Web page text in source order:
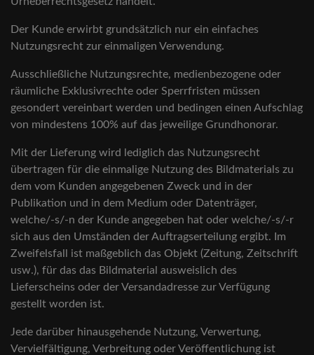
Der Kunde erwirbt grundsätzlich nur ein einfaches
Nutzungsrecht zur einmaligen Verwendung.
Ausschließliche Nutzungsrechte, medienbezogene oder
räumliche Exklusivrechte oder Sperrfristen müssen
gesondert vereinbart werden und bedingen einen Aufschlag
von mindestens 100% auf das jeweilige Grundhonorar.
Mit der Lieferung wird lediglich das Nutzungsrecht
übertragen für die einmalige Nutzung des Bildmaterials zu
dem vom Kunden angegebenen Zweck und in der
Publikation und in dem Medium oder Datenträger,
welche/-s/-n der Kunde angegeben hat oder welche/-s/-r
sich aus den Umständen der Auftragserteilung ergibt. Im
Zweifelsfall ist maßgeblich das Objekt (Zeitung, Zeitschrift
usw.), für das das Bildmaterial ausweislich des
Lieferscheins oder der Versandadresse zur Verfügung
gestellt worden ist.
Jede darüber hinausgehende Nutzung, Verwertung,
Vervielfältigung, Verbreitung oder Veröffentlichung ist